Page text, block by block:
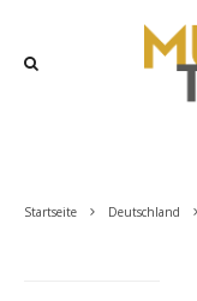
Startseite Deutschland